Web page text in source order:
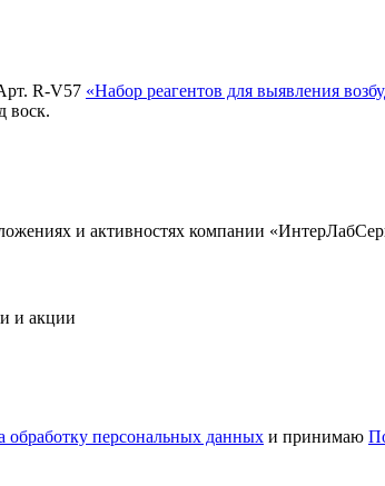
R-V57 «Набор реагентов для выявления
воск.
и активностях компании
и акции
обработку персональных данных и принимаю